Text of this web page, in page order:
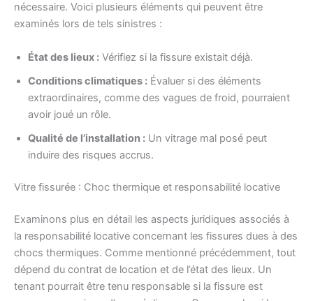
nécessaire. Voici plusieurs éléments qui peuvent être
examinés lors de tels sinistres :
État des lieux : Vérifiez si la fissure existait déjà.
Conditions climatiques : Évaluer si des éléments
extraordinaires, comme des vagues de froid, pourraient
avoir joué un rôle.
Qualité de l’installation : Un vitrage mal posé peut
induire des risques accrus.
Vitre fissurée : Choc thermique et responsabilité locative
Examinons plus en détail les aspects juridiques associés à
la responsabilité locative concernant les fissures dues à des
chocs thermiques. Comme mentionné précédemment, tout
dépend du contrat de location et de l’état des lieux. Un
tenant pourrait être tenu responsable si la fissure est